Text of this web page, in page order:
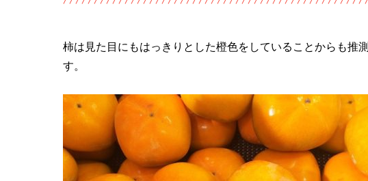
柿は見た目にもはっきりとした橙色をしていることからも推
す。